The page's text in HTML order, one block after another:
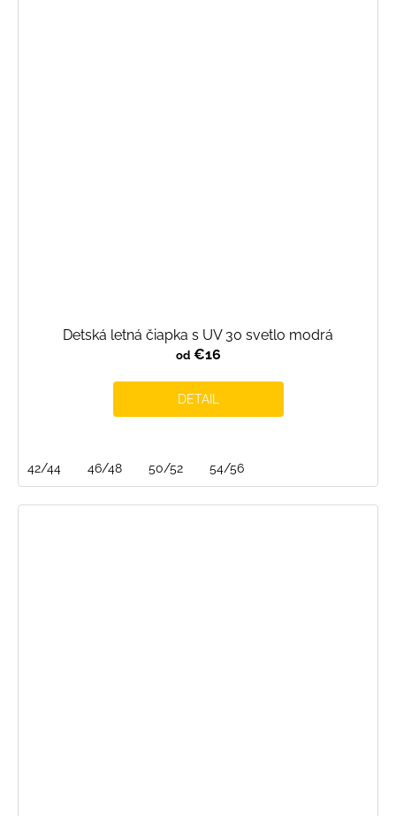
Detská letná čiapka s UV 30 svetlo modrá
od€16
DETAIL
42/44 46/48 50/52 54/56